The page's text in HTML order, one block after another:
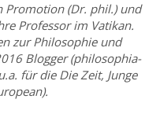
Promotion (Dr. phil.) und
Professor im Vatikan.
zur Philosophie und
Blogger (philosophia-
für die Die Zeit, Junge